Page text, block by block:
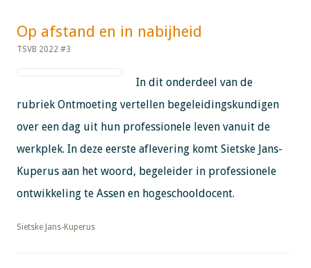
Op afstand en in nabijheid​​​​​​
TSVB 2022 #3
In dit onderdeel van de
rubriek Ontmoeting vertellen begeleidingskundigen
over een dag uit hun professionele leven vanuit de
werkplek. In deze eerste aflevering komt Sietske Jans-
Kuperus aan het woord, begeleider in professionele
ontwikkeling te Assen en hogeschooldocent.
​​​​​​​Sietske Jans-Kuperus